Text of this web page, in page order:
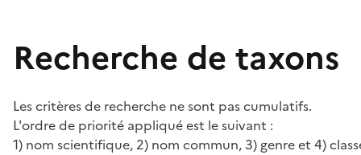
Recherche de taxons
Les critères de recherche ne sont pas cumulatifs.
L'ordre de priorité appliqué est le suivant :
1) nom scientifique, 2) nom commun, 3) genre et 4)